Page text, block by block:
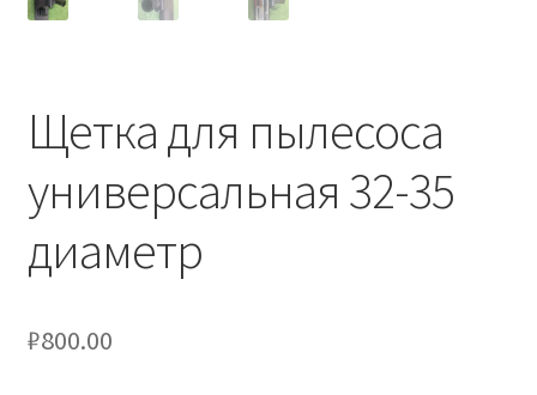
Щетка для пылесоса
универсальная 32-35
диаметр
₽800.00